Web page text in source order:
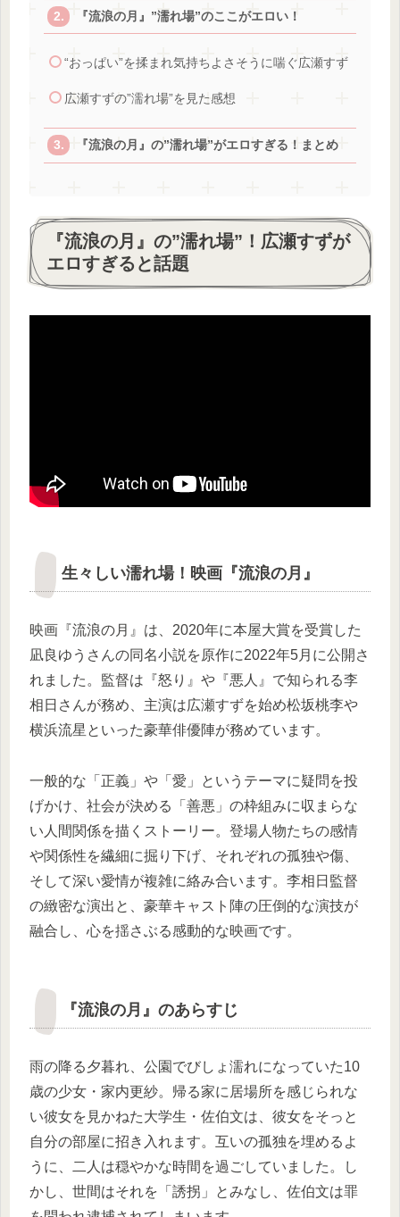
『流浪の月』”濡れ場”のここがエロい！
“おっぱい”を揉まれ気持ちよさそうに喘ぐ広瀬すず
広瀬すずの”濡れ場”を見た感想
『流浪の月』の”濡れ場”がエロすぎる！まとめ
『流浪の月』の”濡れ場”！広瀬すずが
エロすぎると話題
生々しい濡れ場！映画『流浪の月』
映画『流浪の月』は、2020年に本屋大賞を受賞した
凪良ゆうさんの同名小説を原作に2022年5月に公開さ
れました。監督は『怒り』や『悪人』で知られる李
相日さんが務め、主演は広瀬すずを始め松坂桃李や
横浜流星といった豪華俳優陣が務めています。
一般的な「正義」や「愛」というテーマに疑問を投
げかけ、社会が決める「善悪」の枠組みに収まらな
い人間関係を描くストーリー。登場人物たちの感情
や関係性を繊細に掘り下げ、それぞれの孤独や傷、
そして深い愛情が複雑に絡み合います。李相日監督
の緻密な演出と、豪華キャスト陣の圧倒的な演技が
融合し、心を揺さぶる感動的な映画です。
『流浪の月』のあらすじ
雨の降る夕暮れ、公園でびしょ濡れになっていた10
歳の少女・家内更紗。帰る家に居場所を感じられな
い彼女を見かねた大学生・佐伯文は、彼女をそっと
自分の部屋に招き入れます。互いの孤独を埋めるよ
うに、二人は穏やかな時間を過ごしていました。し
かし、世間はそれを「誘拐」とみなし、佐伯文は罪